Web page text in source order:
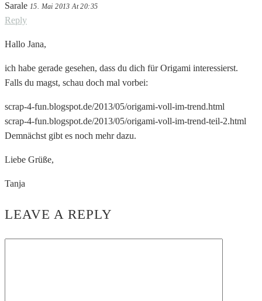
Sarale 15. Mai 2013 At 20:35
Reply
Hallo Jana,
ich habe gerade gesehen, dass du dich für Origami interessierst.
Falls du magst, schau doch mal vorbei:
scrap-4-fun.blogspot.de/2013/05/origami-voll-im-trend.html
scrap-4-fun.blogspot.de/2013/05/origami-voll-im-trend-teil-2.html
Demnächst gibt es noch mehr dazu.
Liebe Grüße,
Tanja
LEAVE A REPLY